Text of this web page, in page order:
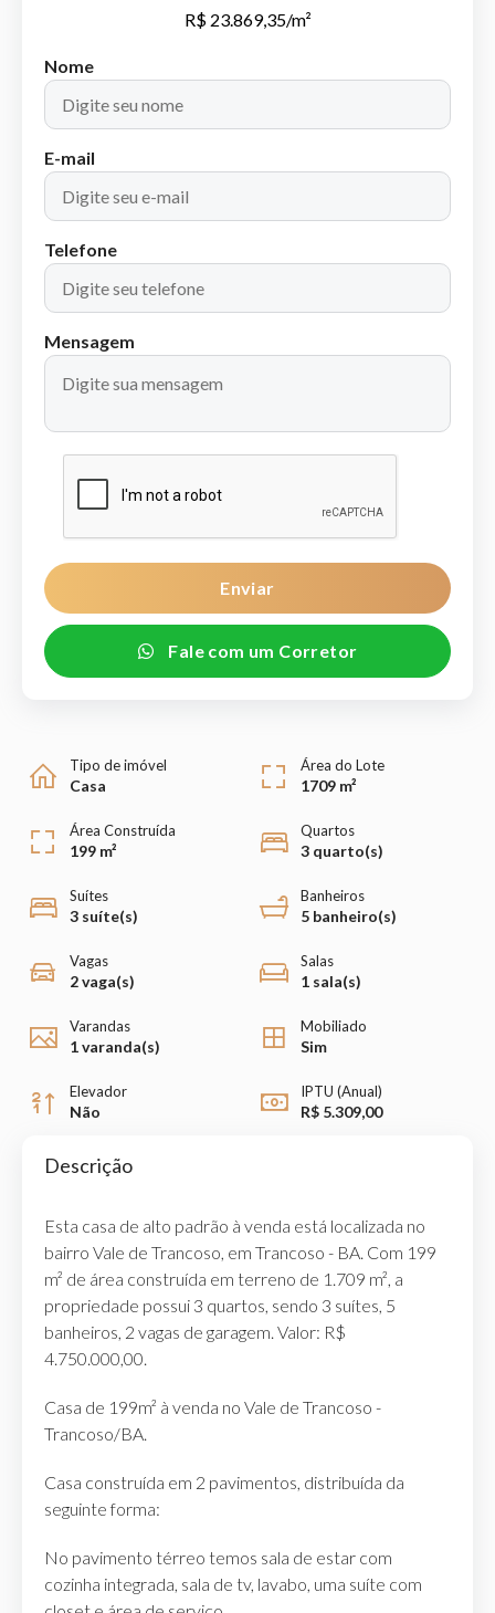
R$ 23.869,35/m²
Nome
E-mail
Telefone
Mensagem
Enviar
Fale com um Corretor
Tipo de imóvel
Casa
Área do Lote
1709 m²
Área Construída
199 m²
Quartos
3 quarto(s)
Suítes
3 suíte(s)
Banheiros
5 banheiro(s)
Vagas
2 vaga(s)
Salas
1 sala(s)
Varandas
1 varanda(s)
Mobiliado
Sim
Elevador
Não
IPTU (Anual)
R$ 5.309,00
Descrição
Esta casa de alto padrão à venda está localizada no
bairro Vale de Trancoso, em Trancoso - BA. Com 199
m² de área construída em terreno de 1.709 m², a
propriedade possui 3 quartos, sendo 3 suítes, 5
banheiros, 2 vagas de garagem. Valor: R$
4.750.000,00.
Casa de 199m² à venda no Vale de Trancoso -
Trancoso/BA.
Casa construída em 2 pavimentos, distribuída da
seguinte forma:
No pavimento térreo temos sala de estar com
cozinha integrada, sala de tv, lavabo, uma suíte com